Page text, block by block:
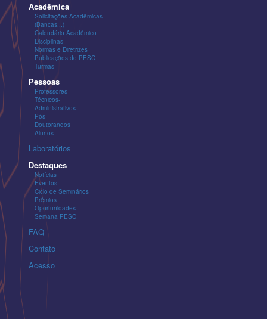
Acadêmica
Solicitações Acadêmicas
(Bancas...)
Calendário Acadêmico
Disciplinas
Normas e Diretrizes
Publicações do PESC
Turmas
Pessoas
Professores
Técnicos-
Administrativos
Pós-
Doutorandos
Alunos
Laboratórios
Destaques
Notícias
Eventos
Ciclo de Seminários
Prêmios
Oportunidades
Semana PESC
FAQ
Contato
Acesso